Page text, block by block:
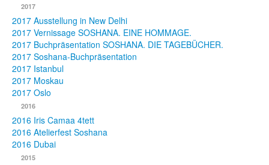
2017
2017 Ausstellung in New Delhi
2017 Vernissage SOSHANA. EINE HOMMAGE.
2017 Buchpräsentation SOSHANA. DIE TAGEBÜCHER.
2017 Soshana-Buchpräsentation
2017 Istanbul
2017 Moskau
2017 Oslo
2016
2016 Iris Camaa 4tett
2016 Atelierfest Soshana
2016 Dubai
2015